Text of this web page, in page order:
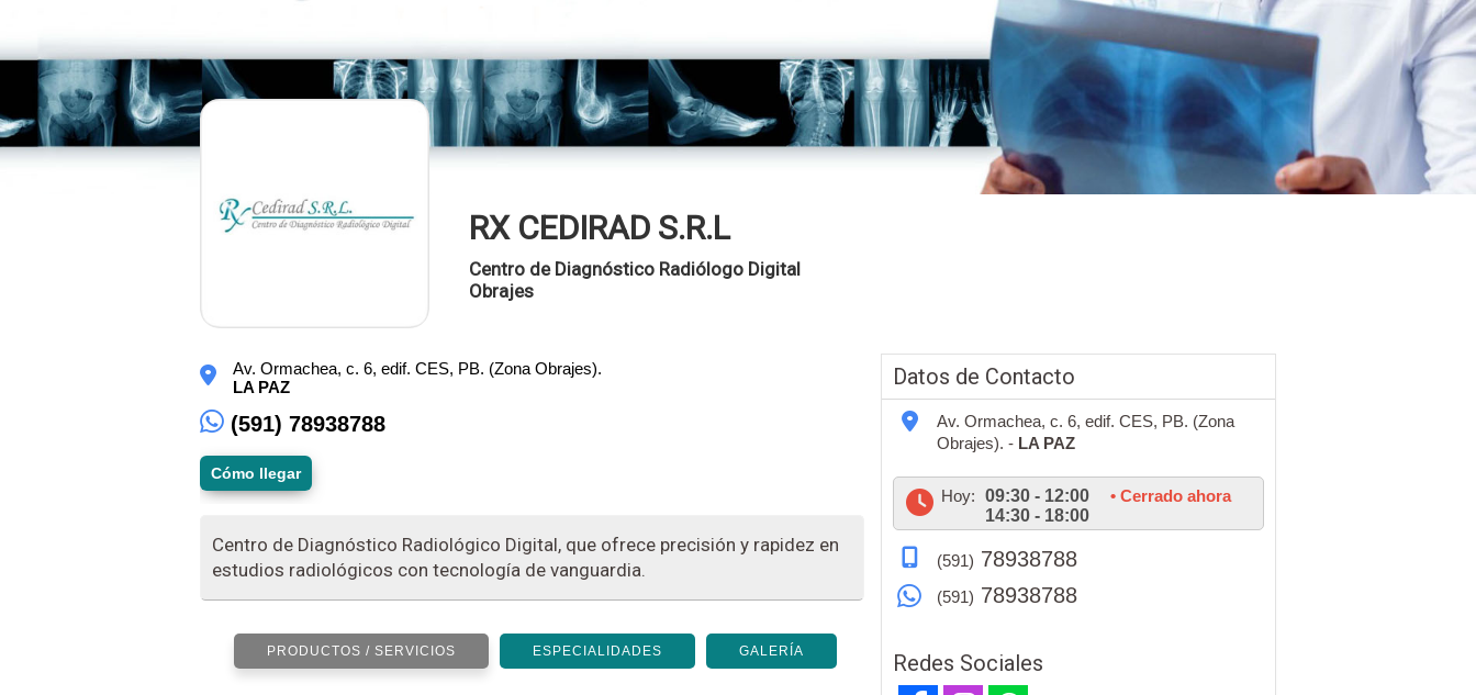
RX CEDIRAD S.R.L
Centro de Diagnóstico Radiólogo Digital
Obrajes
Av. Ormachea, c. 6, edif. CES, PB. (Zona Obrajes).
LA PAZ
(591) 78938788
Cómo llegar
Centro de Diagnóstico Radiológico Digital, que ofrece precisión y rapidez en
estudios radiológicos con tecnología de vanguardia.
PRODUCTOS / SERVICIOS ESPECIALIDADES GALERÍA
Datos de Contacto
Av. Ormachea, c. 6, edif. CES, PB. (Zona
Obrajes). - LA PAZ
Hoy: 09:30 - 12:00
• Cerrado ahora
14:30 - 18:00
(591) 78938788
(591) 78938788
Redes Sociales